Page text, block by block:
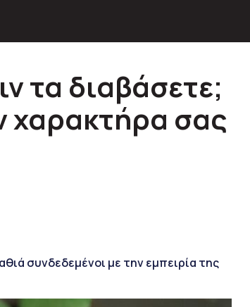
τα διαβάσετε;
χαρακτήρα σας
συνδεδεμένοι με την εμπειρία της